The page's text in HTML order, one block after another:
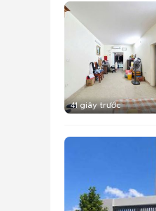
41 giây trước